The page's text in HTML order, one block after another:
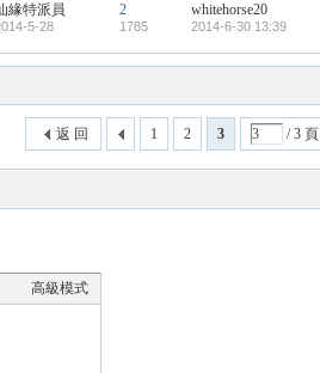
緣特派員
5-28
2
1785
whitehorse20
2014-6-30 13:39
1 2 3 / 3 頁
返 回
高級模式